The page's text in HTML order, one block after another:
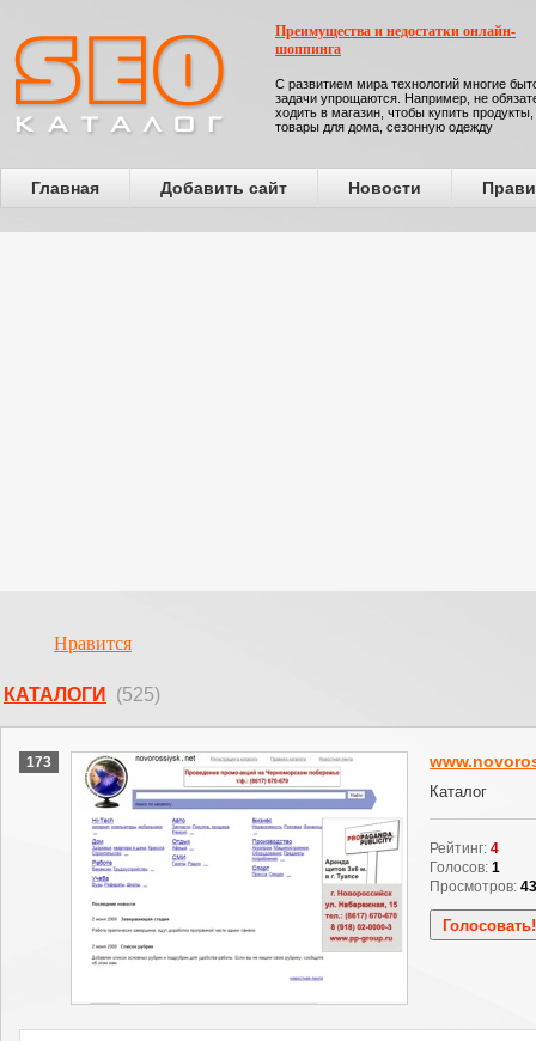
Преимущества и недостатки онлайн-
шоппинга
С развитием мира технологий многие
задачи упрощаются. Например, не
ходить в магазин, чтобы купить продукты,
товары для дома, сезонную одежду
Главная Добавить сайт Новости
Нравится
КАТАЛОГИ (525)
173
Каталог
Рейтинг: 4
Голосов: 1
Просмотров: